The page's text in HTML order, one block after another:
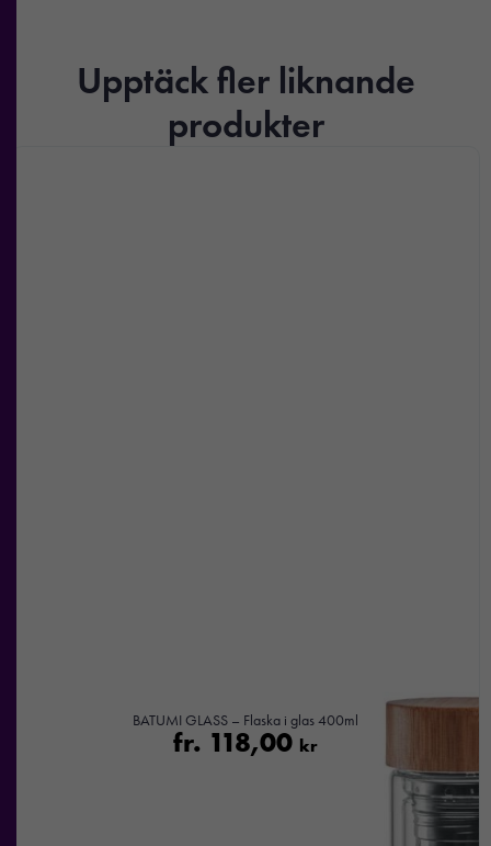
Upptäck fler liknande
produkter
BATUMI GLASS – Flaska i glas 400ml
fr. 118,00 kr